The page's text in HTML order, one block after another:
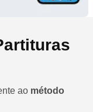
ao método